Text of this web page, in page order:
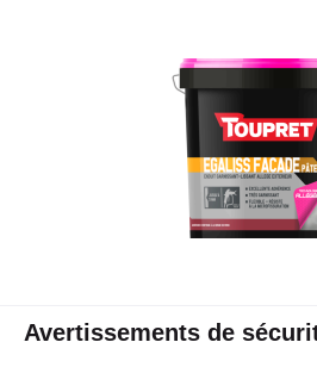
Avertissements de